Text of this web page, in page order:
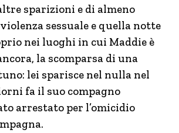
sparizioni e di almeno
sessuale e quella notte
nei luoghi in cui Maddie è
la scomparsa di una
lei sparisce nel nulla nel
fa il suo compagno
arrestato per l’omicidio